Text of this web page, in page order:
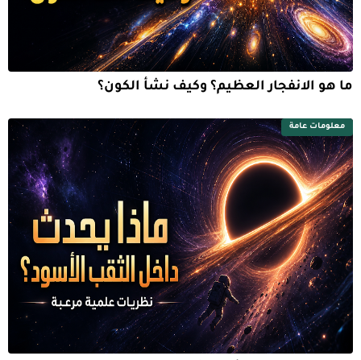
ما هو الانفجار العظيم؟ وكيف نشأ الكون؟
معلومات عامة